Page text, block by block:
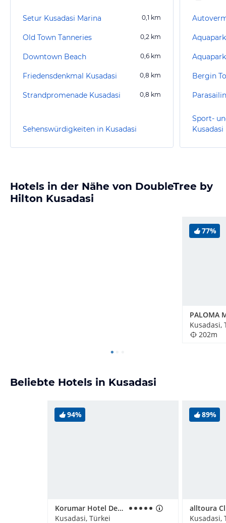
Setur Kusadasi Marina 0,1 km
Old Town Tanneries 0,2 km
Downtown Beach 0,6 km
Friedensdenkmal Kusadasi 0,8 km
Strandpromenade Kusadasi 0,8 km
Sehenswürdigkeiten in Kusadasi
Bergin
Sport-
Kusadasi
Hotels in der Nähe von DoubleTree by
Hilton Kusadasi
77%
Kusadasi,
202m
Beliebte Hotels in Kusadasi
94%
Korumar Hotel De Luxe
Kusadasi, Türkei
89%
Kusadasi,